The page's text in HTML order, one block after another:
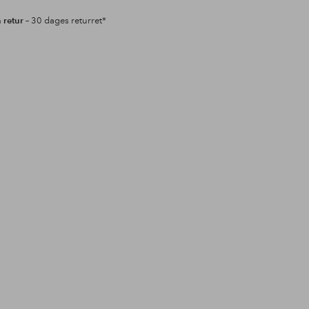
retur– 30 dages returret*